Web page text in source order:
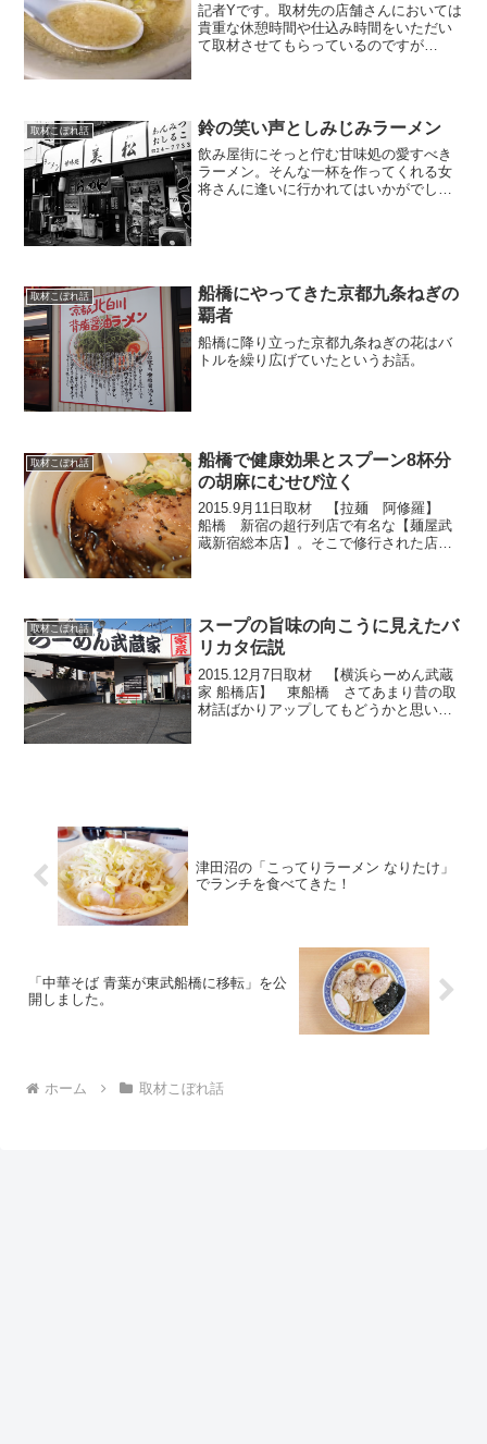
記者Yです。取材先の店舗さんにおいては
貴重な休憩時間や仕込み時間をいただい
て取材させてもらっているのですが…
取材こぼれ話 鈴の笑い声としみじみラーメン
飲み屋街にそっと佇む甘味処の愛すべき
ラーメン。そんな一杯を作ってくれる女
将さんに逢いに行かれてはいかがでしょ
取材こぼれ話
船橋にやってきた京都九条ねぎの
覇者
船橋に降り立った京都九条ねぎの花はバ
トルを繰り広げていたというお話。
取材こぼれ話
船橋で健康効果とスプーン8杯分
の胡麻にむせび泣く
2015.9月11日取材 【拉麺 阿修羅】
船橋 新宿の超行列店で有名な【麺屋武
蔵新宿総本店】。そこで修行された店主
止、美肌効果、便...
取材こぼれ話
スープの旨味の向こうに見えたバ
リカタ伝説
2015.12月7日取材 【横浜らーめん武蔵
家 船橋店】 東船橋 さてあまり昔の取
材話ばかりアップしてもどうかと思いま
津田沼の「こってりラーメン なりたけ」
でランチを食べてきた！
「中華そば 青葉が東武船橋に移転」を公
開しました。
ホーム 取材こぼれ話